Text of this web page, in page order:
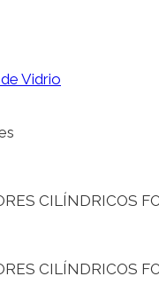
Vidrio
CILÍNDRICOS
CILÍNDRICOS